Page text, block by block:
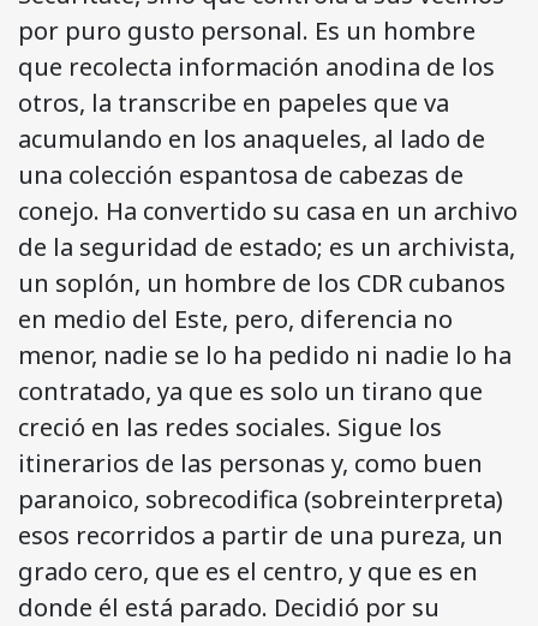
por puro gusto personal. Es un hombre
que recolecta información anodina de los
otros, la transcribe en papeles que va
acumulando en los anaqueles, al lado de
una colección espantosa de cabezas de
conejo. Ha convertido su casa en un archivo
de la seguridad de estado; es un archivista,
un soplón, un hombre de los CDR cubanos
en medio del Este, pero, diferencia no
menor, nadie se lo ha pedido ni nadie lo ha
contratado, ya que es solo un tirano que
creció en las redes sociales. Sigue los
itinerarios de las personas y, como buen
paranoico, sobrecodifica (sobreinterpreta)
esos recorridos a partir de una pureza, un
grado cero, que es el centro, y que es en
donde él está parado. Decidió por su